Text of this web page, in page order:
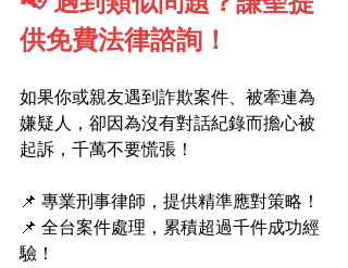
供免費法律諮詢！
如果你或親友遇到詐欺案件、被牽連為
嫌疑人，卻因為沒有對話紀錄而擔心被
起訴，千萬不要慌張！
📌 專業刑事律師，提供精準應對策略！
📌 全台案件處理，累積超過千件成功經
驗！